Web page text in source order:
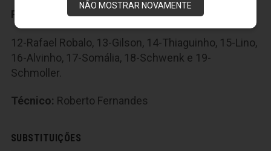
NÃO MOSTRAR NOVAMENTE
Reservas:
12-Rafael Robalo, 13-Gilson, 14-Thiaguinho, 15-Lino,
16-Alvinho, 17-Somália, 18-Schwenk e 19-
Schmoller.
Técnico: Roberto Fernandes
SUBSTITUIÇÕES